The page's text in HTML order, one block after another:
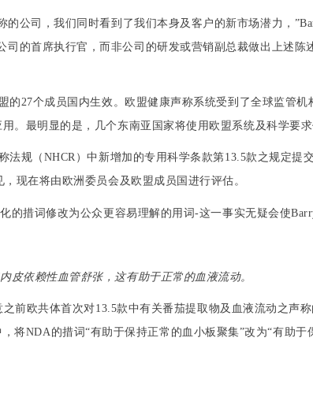
的公司，我们同时看到了我们本身及客户的新市场潜力，”
司的首席执行官 ，而非公司的研发或营销副 总裁做出上述陈
的 27个成员国内生效。 欧盟健康声称系统受到了全球监管机
用。最明显的是，几个东南亚国家将使用 欧盟 系统及科学要
法规（ NHCR）中新增加的专用科学条款第13.5款之规定提
，现在将由 欧洲委员会 及欧盟成员国进行评估。
的措词修改为公众更容易理解的用词-这一事实无疑会使
内皮依赖性血管舒张，这有助于正常的血液流动。
之前欧共体首次对13.5款中有关番茄提取物及血液流动之声
，将NDA 的措词“有助于保持正常的 血小板聚集”改为“有助于